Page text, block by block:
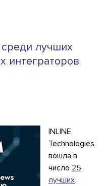
лучших
интеграторов
INLINE
Technologies
вошла в
число 25
лучших